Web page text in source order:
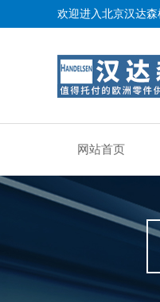
欢迎进入北京汉达森
网站首页